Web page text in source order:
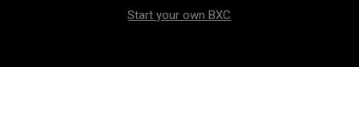
Start your own BXC